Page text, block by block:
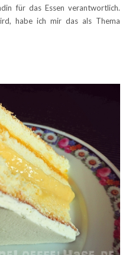
für das Essen verantwortlich.
habe ich mir das als Thema